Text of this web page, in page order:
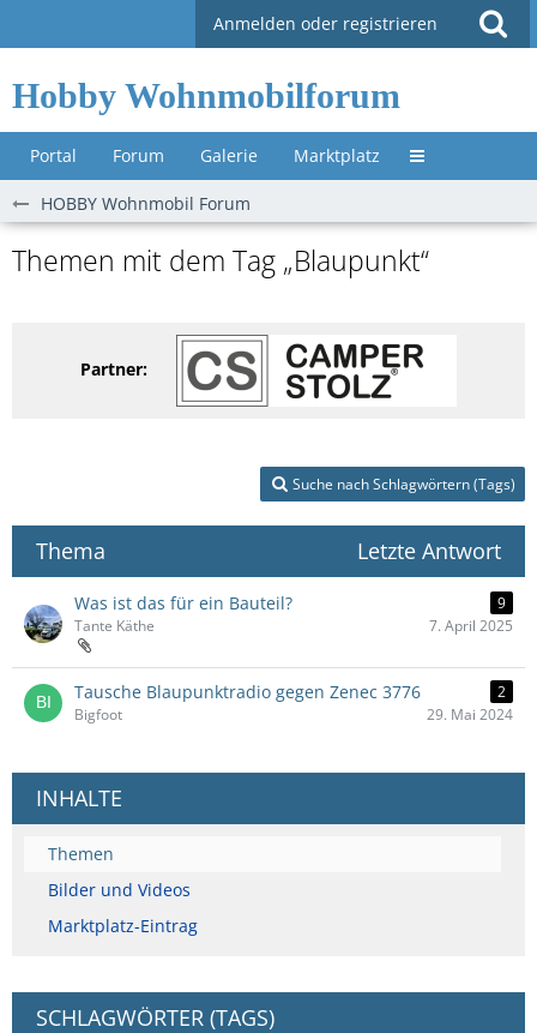
Anmelden oder registrieren
Hobby Wohnmobilforum
Portal Forum Galerie Marktplatz Untermenü »
HOBBY Wohnmobil Forum
Themen mit dem Tag „Blaupunkt“
Partner:
Suche nach Schlagwörtern (Tags)
Thema Letzte Antwort
Was ist das für ein Bauteil?
9
Tante Käthe
7. April 2025
Tausche Blaupunktradio gegen Zenec 3776
2
Bigfoot
29. Mai 2024
INHALTE
Themen
Bilder und Videos
Marktplatz-Eintrag
SCHLAGWÖRTER (TAGS)